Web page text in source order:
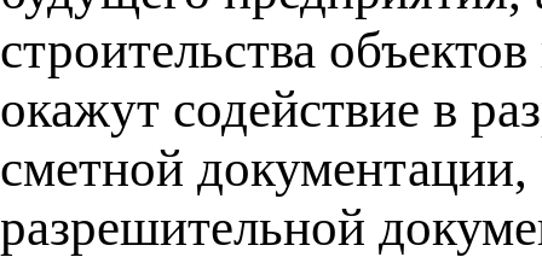
строительства
окажут содействие в
сметной
разрешительной